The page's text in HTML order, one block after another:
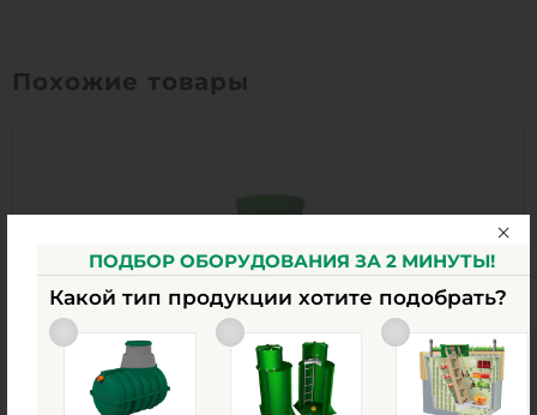
Похожие товары
ПОДБОР ОБОРУДОВАНИЯ ЗА 2 МИНУТЫ!
Какой тип продукции хотите подобрать?